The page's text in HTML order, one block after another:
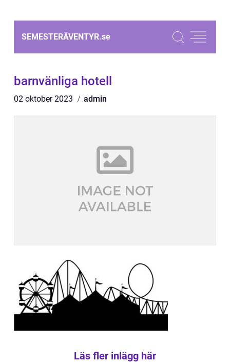
SEMESTERÄVENTYR.se
barnvänliga hotell
02 oktober 2023 admin
Läs fler inlägg här